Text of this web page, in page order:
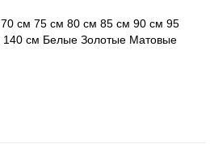
70 см 75 см 80 см 85 см 90 см 95
140 см Белые Золотые Матовые